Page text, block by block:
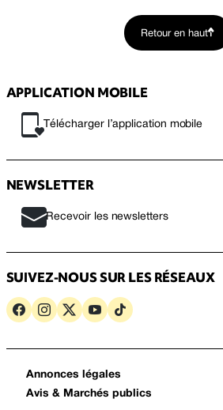
Retour en haut
APPLICATION MOBILE
Télécharger l’application mobile
NEWSLETTER
Recevoir les newsletters
SUIVEZ-NOUS SUR LES RÉSEAUX
Annonces légales
Avis & Marchés publics